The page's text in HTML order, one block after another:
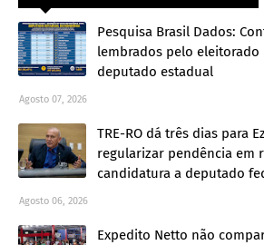
Pesquisa Brasil Dados:
lembrados pelo eleitorado
deputado estadual
Agosto 07, 2026
TRE-RO dá três dias para
regularizar pendência em
candidatura a deputado
Agosto 06, 2026
Expedito Netto não